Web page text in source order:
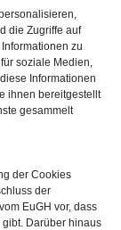
die Zugriffe auf
zu
soziale Medien,
Informationen
ihnen bereitgestellt
gesammelt
der Cookies
der
EuGH vor, dass
Darüber hinaus